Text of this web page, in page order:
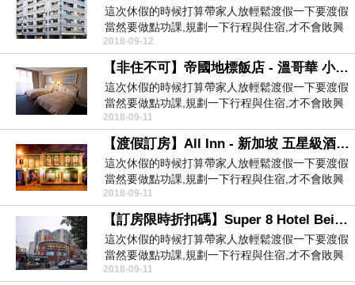
這次休假的時候打算帶家人放輕鬆渡假一下要渡假
當然要做點功課,規劃一下行程與住宿,才不會敗興
而歸於是我...
2018-09-12
【非住不可】帝國地標飯店 - 溫哥華 小酒店訂房優惠
這次休假的時候打算帶家人放輕鬆渡假一下要渡假
當然要做點功課,規劃一下行程與住宿,才不會敗興
而歸於是我...
2018-09-11
【渡假訂房】All Inn - 新加坡 五星級酒店優惠
這次休假的時候打算帶家人放輕鬆渡假一下要渡假
當然要做點功課,規劃一下行程與住宿,才不會敗興
而歸於是我...
2018-09-11
【訂房限時折扣碼】Super 8 Hotel Beijing Haidian Hua Yuan Qiao - 北京 預訂旅舍比價
這次休假的時候打算帶家人放輕鬆渡假一下要渡假
當然要做點功課,規劃一下行程與住宿,才不會敗興
而歸於是我...
2018-09-11